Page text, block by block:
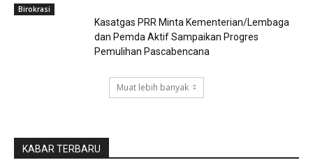
Birokrasi
Kasatgas PRR Minta Kementerian/Lembaga
dan Pemda Aktif Sampaikan Progres
Pemulihan Pascabencana
Muat lebih banyak
KABAR TERBARU